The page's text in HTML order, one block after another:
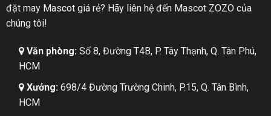
đặt may Mascot giá rẻ? Hãy liên hệ đến Mascot ZOZO của
chúng tôi!
Văn phòng:Số 8, Đường T4B, P. Tây Thạnh, Q. Tân Phú,
HCM
Xưởng:698/4 Đường Trường Chinh, P.15, Q. Tân Bình,
HCM